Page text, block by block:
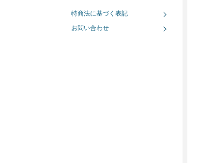
特商法に基づく表記
お問い合わせ